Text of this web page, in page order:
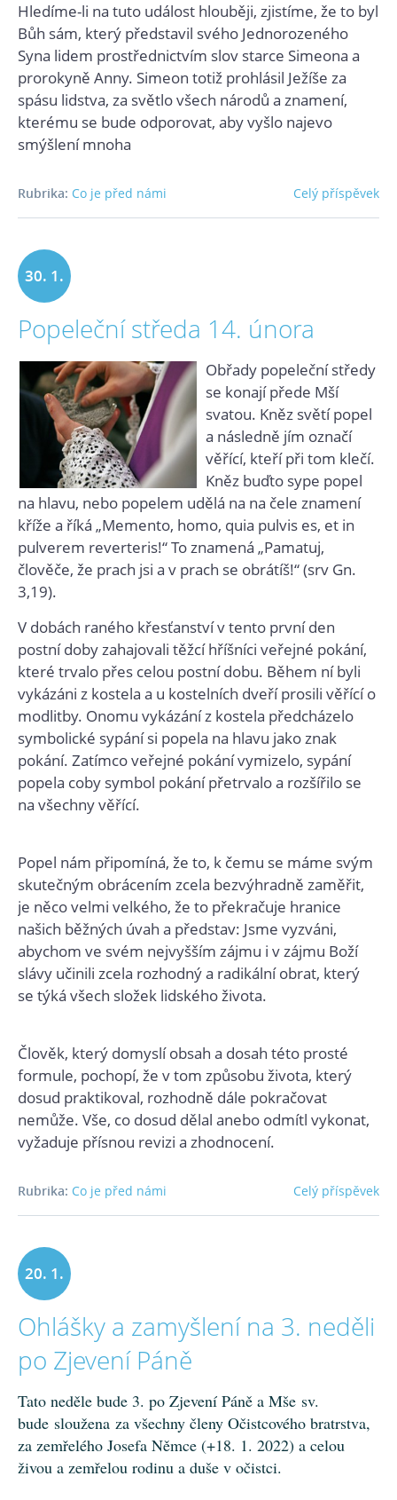
Hledíme-li na tuto událost hlouběji, zjistíme, že to byl
Bůh sám, který představil svého Jednorozeného
Syna lidem prostřednictvím slov starce Simeona a
prorokyně Anny. Simeon totiž prohlásil Ježíše za
spásu lidstva, za světlo všech národů a znamení,
kterému se bude odporovat, aby vyšlo najevo
smýšlení mnoha
Celý příspěvek
Rubrika: Co je před námi
30. 1.
2024
Popeleční středa 14. února
Obřady popeleční středy
se konají přede Mší
svatou. Kněz světí popel
a následně jím označí
věřící, kteří při tom klečí.
Kněz buďto sype popel
na hlavu, nebo popelem udělá na na čele znamení
kříže a říká „Memento, homo, quia pulvis es, et in
pulverem reverteris!“ To znamená „Pamatuj,
člověče, že prach jsi a v prach se obrátíš!“ (srv Gn.
3,19).
V dobách raného křesťanství v tento první den
postní doby zahajovali těžcí hříšníci veřejné pokání,
které trvalo přes celou postní dobu. Během ní byli
vykázáni z kostela a u kostelních dveří prosili věřící o
modlitby. Onomu vykázání z kostela předcházelo
symbolické sypání si popela na hlavu jako znak
pokání. Zatímco veřejné pokání vymizelo, sypání
popela coby symbol pokání přetrvalo a rozšířilo se
na všechny věřící.
Popel nám připomíná, že to, k čemu se máme svým
skutečným obrácením zcela bezvýhradně zaměřit,
je něco velmi velkého, že to překračuje hranice
našich běžných úvah a představ: Jsme vyzváni,
abychom ve svém nejvyšším zájmu i v zájmu Boží
slávy učinili zcela rozhodný a radikální obrat, který
se týká všech složek lidského života.
Člověk, který domyslí obsah a dosah této prosté
formule, pochopí, že v tom způsobu života, který
dosud praktikoval, rozhodně dále pokračovat
nemůže. Vše, co dosud dělal anebo odmítl vykonat,
vyžaduje přísnou revizi a zhodnocení.
Celý příspěvek
Rubrika: Co je před námi
20. 1.
2024
Ohlášky a zamyšlení na 3. neděli
po Zjevení Páně
Tato neděle bude 3. po Zjevení Páně a Mše sv.
bude sloužena za všechny členy Očistcového bratrstva,
za zemřelého Josefa Němce (+18. 1. 2022) a celou
živou a zemřelou rodinu a duše v očistci.